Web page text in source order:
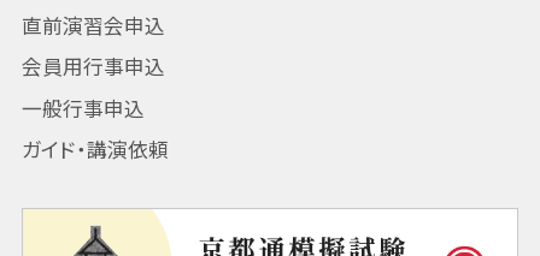
直前演習会申込
会員用行事申込
一般行事申込
ガイド・講演依頼